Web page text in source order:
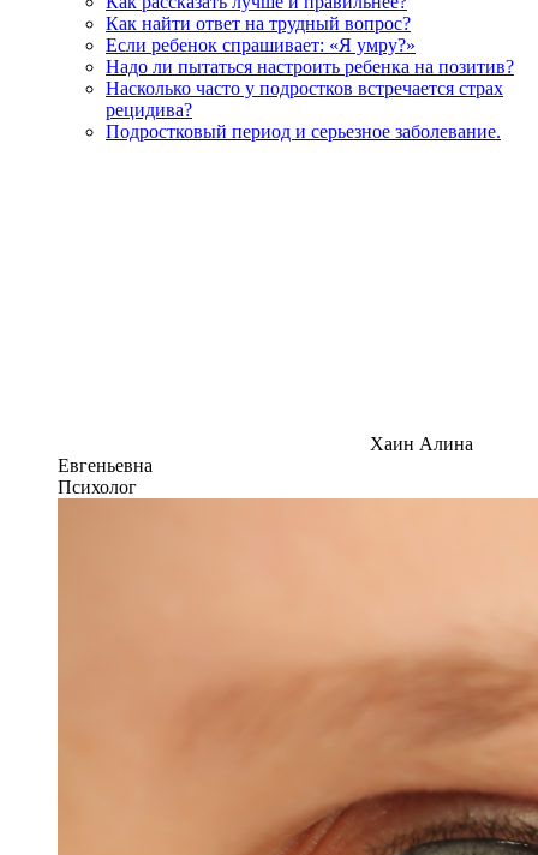
Как найти ответ на трудный вопрос?
Если ребенок спрашивает: «Я умру?»
Надо ли пытаться настроить ребенка на позитив?
Насколько часто у подростков встречается страх
рецидива?
Подростковый период и серьезное заболевание.
Хаин Алина
Евгеньевна
Психолог